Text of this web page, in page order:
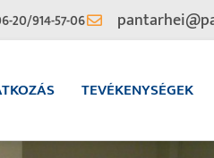
20/914-57-06
TEVÉKENYSÉGEK